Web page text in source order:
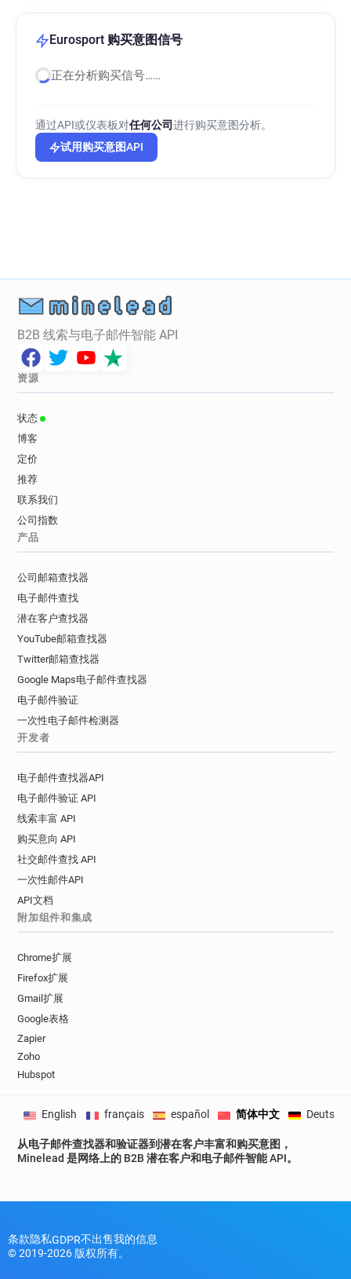
l******@eurosport.co.uk
v*********@eurosport.co.uk
d******@eurosport.co.uk
y********@eurosport.co.uk
l**********@eurosport.co.uk
y************@eurosport.co.uk
Eurosport 购买意图信号
正在分析购买信号……
通过API或仪表板对任何公司进行购买意图分析。
试用购买意图API
B2B 线索与电子邮件智能 API
资源
状态
博客
定价
推荐
联系我们
公司指数
产品
公司邮箱查找器
电子邮件查找
潜在客户查找器
YouTube邮箱查找器
Twitter邮箱查找器
Google Maps电子邮件查找器
电子邮件验证
一次性电子邮件检测器
开发者
电子邮件查找器API
电子邮件验证 API
线索丰富 API
购买意向 API
社交邮件查找 API
一次性邮件API
API文档
附加组件和集成
Chrome扩展
Firefox扩展
Gmail扩展
Google表格
Zapier
Zoho
Hubspot
从电子邮件查找器和验证器到潜在客户丰富和购买意图，
Minelead 是网络上的 B2B 潜在客户和电子邮件智能 API。
English français español 简体中文 Deutsch
条款隐私GDPR不出售我的信息
© 2019-2026 版权所有。